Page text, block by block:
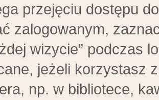
przejęciu dostępu
zalogowanym,
wizycie” podczas
jeżeli korzystasz
np. w bibliotece,